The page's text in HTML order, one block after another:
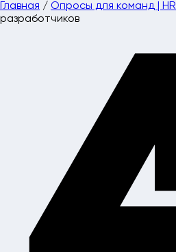
Главная / Опросы для команд | HR
разработчиков